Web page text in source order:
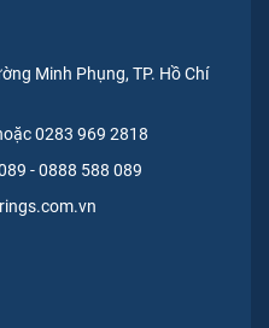
Minh Phụng, TP. Hồ Chí
0283 969 2818
-0888 588 089